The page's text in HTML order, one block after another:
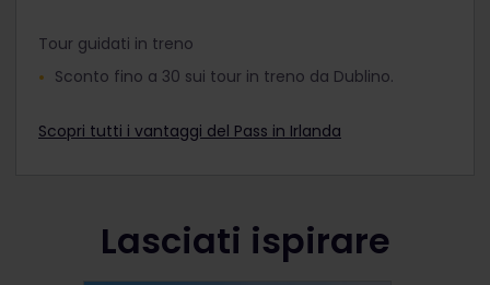
Tour guidati in treno
Sconto fino a 30 sui tour in treno da Dublino.
Scopri tutti i vantaggi del Pass in Irlanda
Lasciati ispirare